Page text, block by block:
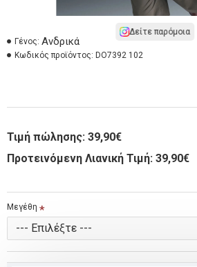
Δείτε παρόμοια
Γένος: Ανδρικά
Κωδικός προϊόντος: DO7392 102
Τιμή πώλησης: 39,90€
Προτεινόμενη Λιανική Τιμή: 39,90€
Μεγέθη